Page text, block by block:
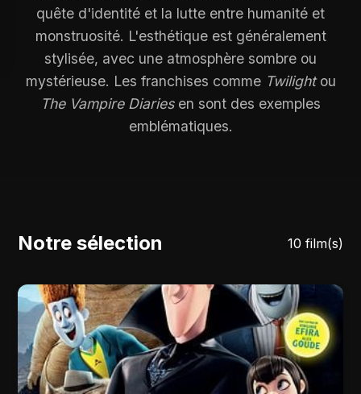
quête d'identité et la lutte entre humanité et
monstruosité. L'esthétique est généralement
stylisée, avec une atmosphère sombre ou
mystérieuse. Les franchises comme Twilightou
The Vampire Diariesen sont des exemples
emblématiques.
Notre sélection 10 film(s)